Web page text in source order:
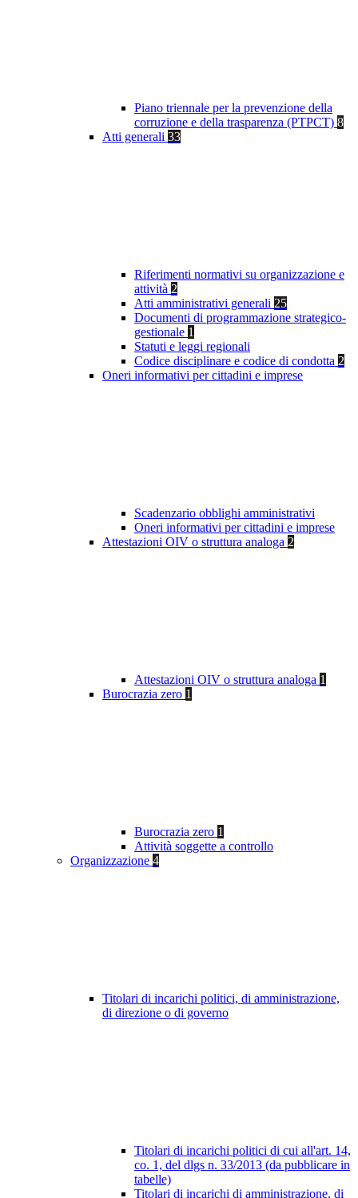
Piano triennale per la prevenzione della
corruzione e della trasparenza (PTPCT) 8
Atti generali 33
Riferimenti normativi su organizzazione e
attività 2
Atti amministrativi generali 25
Documenti di programmazione strategico-
gestionale 1
Statuti e leggi regionali
Codice disciplinare e codice di condotta 2
Oneri informativi per cittadini e imprese
Scadenzario obblighi amministrativi
Oneri informativi per cittadini e imprese
Attestazioni OIV o struttura analoga 2
Attestazioni OIV o struttura analoga 1
Burocrazia zero 1
Burocrazia zero 1
Attività soggette a controllo
Organizzazione 4
Titolari di incarichi politici, di amministrazione,
di direzione o di governo
Titolari di incarichi politici di cui all'art. 14,
co. 1, del dlgs n. 33/2013 (da pubblicare in
tabelle)
Titolari di incarichi di amministrazione, di